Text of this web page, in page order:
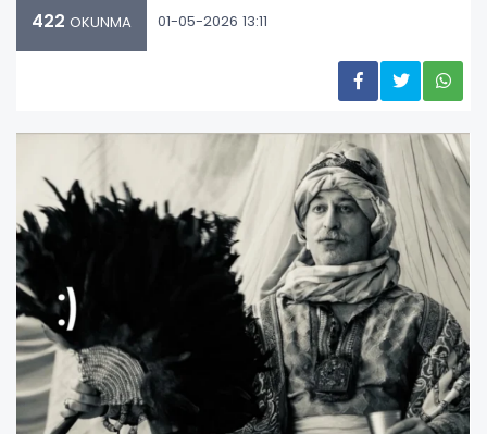
422 OKUNMA 01-05-2026 13:11